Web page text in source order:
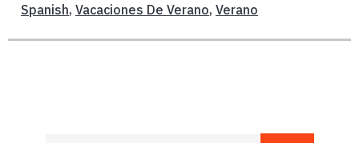
Spanish, Vacaciones De Verano, Verano